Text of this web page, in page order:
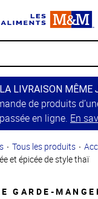
LA LIVRAISON MÊME
de produits
en ligne. En
Tous les produits
et épicée de style thaï
GARDE-